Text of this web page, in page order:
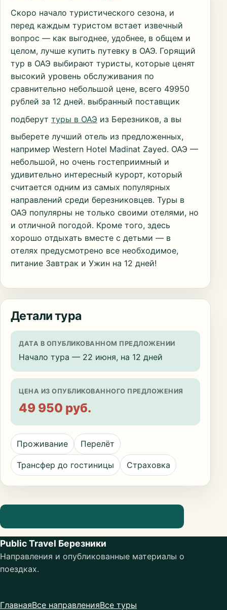
Скоро начало туристического сезона, и
перед каждым туристом встает извечный
вопрос — как выгоднее, удобнее, в общем и
целом, лучше купить путевку в ОАЭ. Горящий
тур в ОАЭ выбирают туристы, которые ценят
высокий уровень обслуживания по
сравнительно небольшой цене, всего 49950
рублей за 12 дней. выбранный поставщик
подберут туры в ОАЭ из Березников, а вы
выберете лучший отель из предложенных,
например Western Hotel Madinat Zayed. ОАЭ —
небольшой, но очень гостеприимный и
удивительно интересный курорт, который
считается одним из самых популярных
направлений среди березниковцев. Туры в
ОАЭ популярны не только своими отелями, но
и отличной погодой. Кроме того, здесь
хорошо отдыхать вместе с детьми — в
отелях предусмотрено все необходимое,
питание Завтрак и Ужин на 12 дней!
Детали тура
ДАТА В ОПУБЛИКОВАННОМ ПРЕДЛОЖЕНИИ
Начало тура — 22 июня, на 12 дней
ЦЕНА ИЗ ОПУБЛИКОВАННОГО ПРЕДЛОЖЕНИЯ
49 950 руб.
Проживание Перелёт
Трансфер до гостиницы Страховка
Public Travel Березники
Направления и опубликованные материалы о
поездках.
ГлавнаяВсе направленияВсе туры